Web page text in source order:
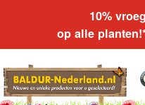
10%
op alle